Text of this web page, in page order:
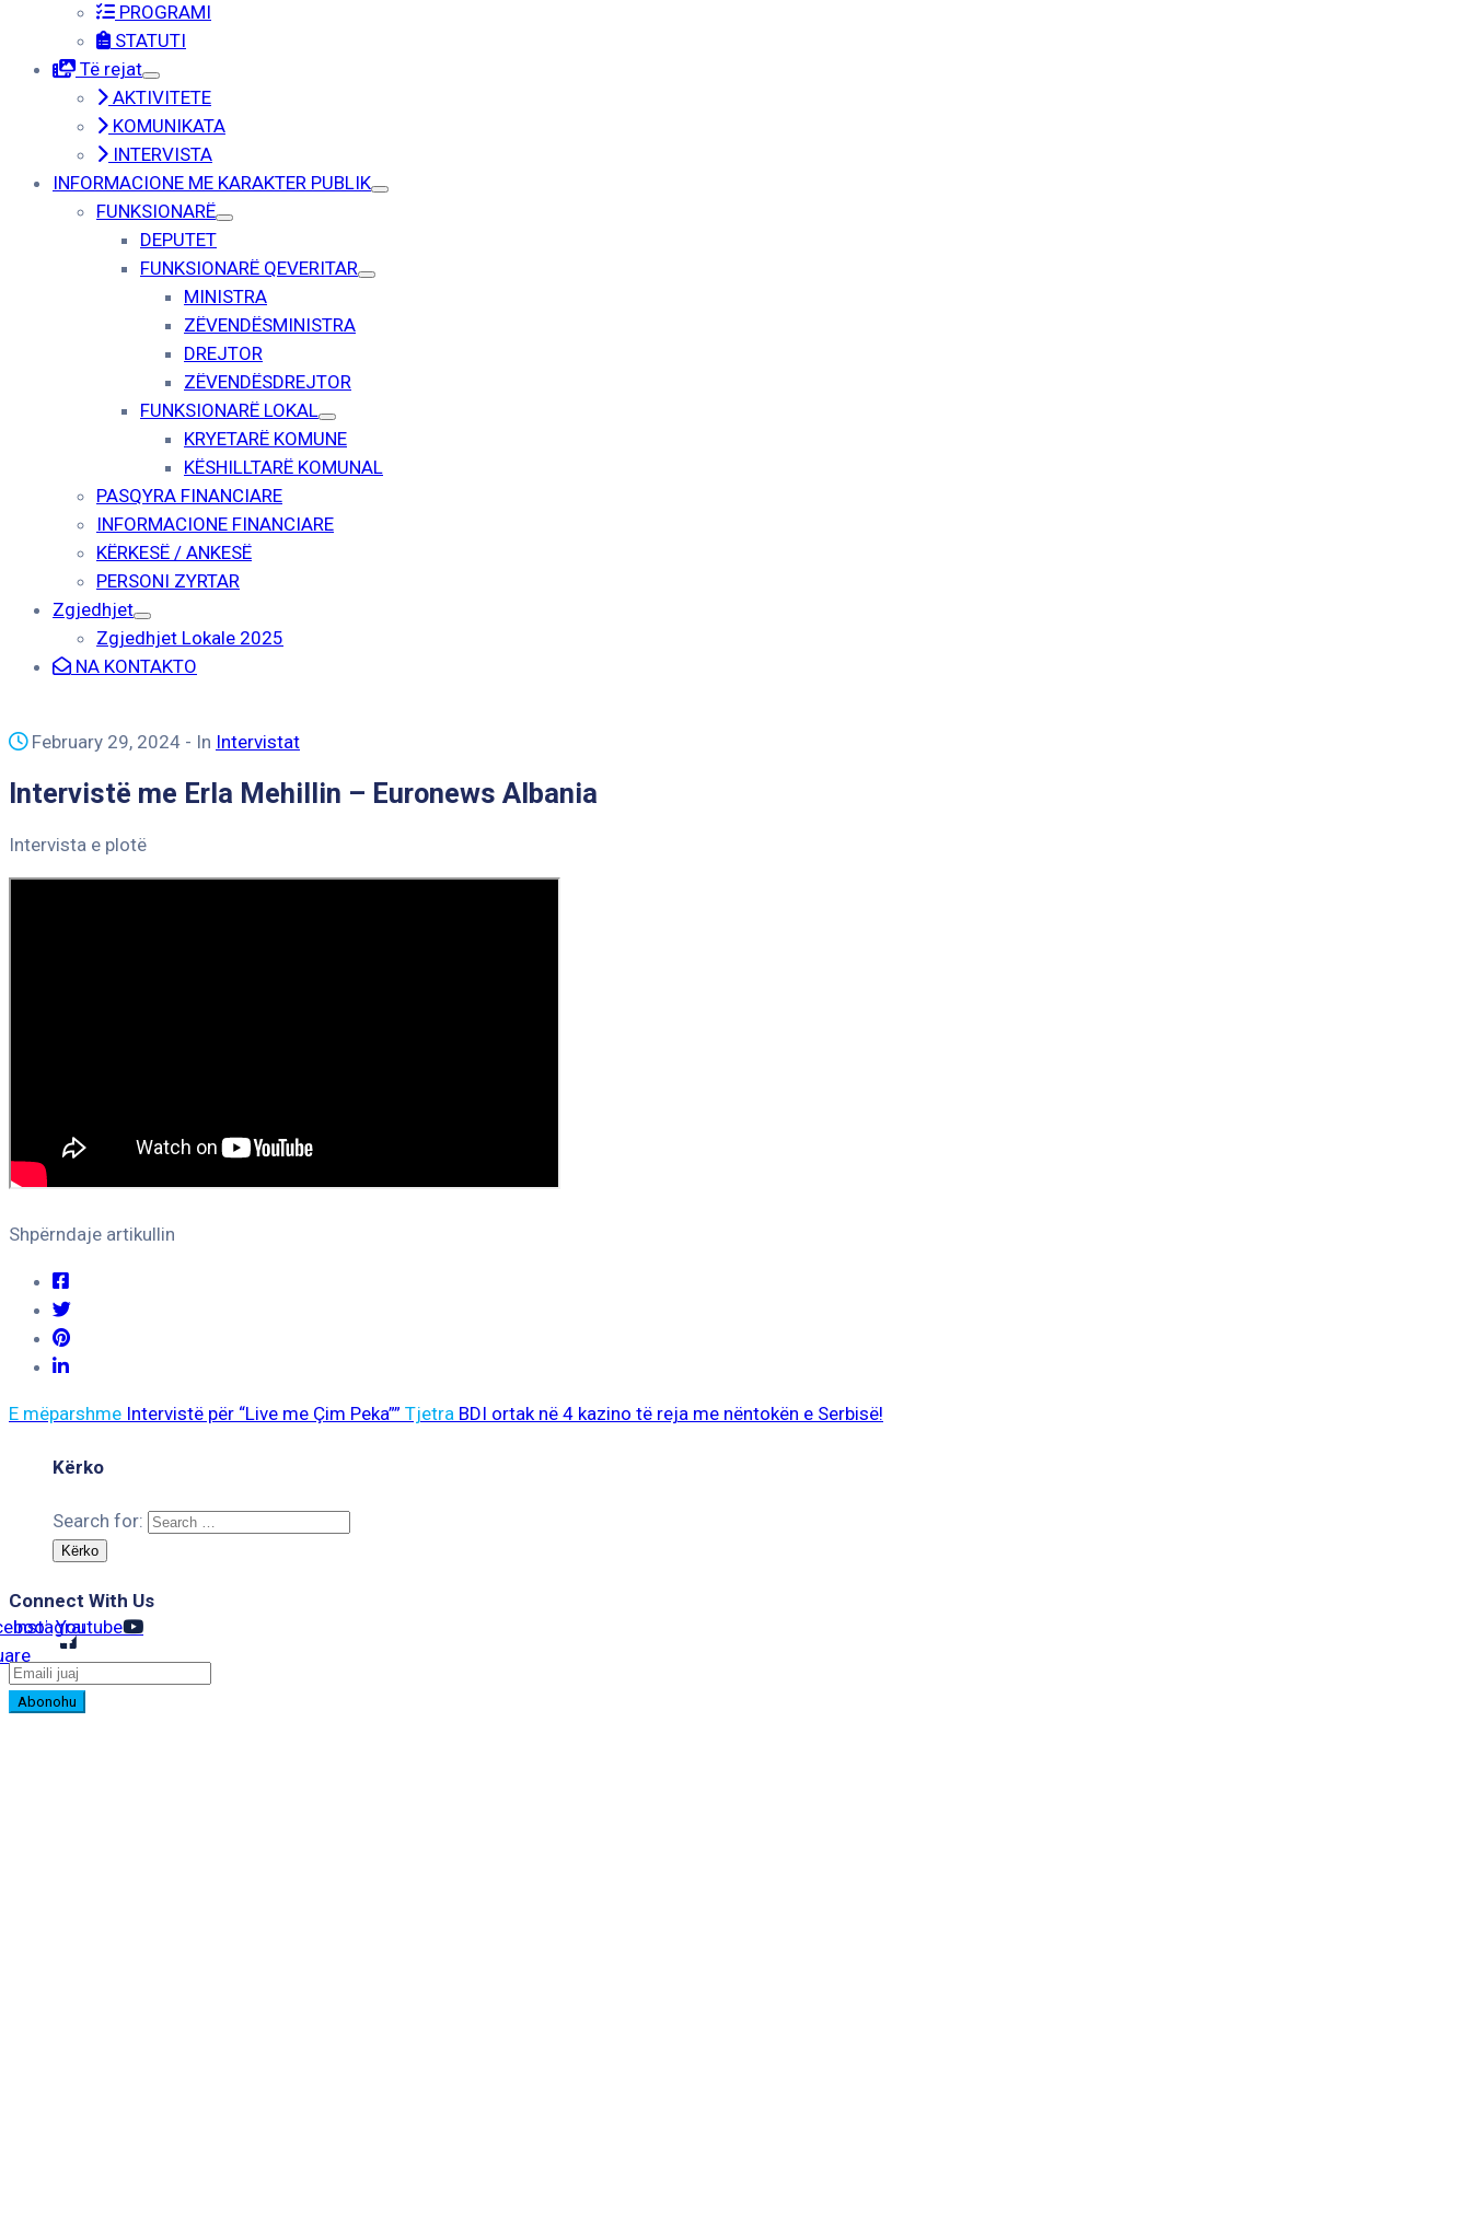
PROGRAMI
STATUTI
Të rejat
AKTIVITETE
KOMUNIKATA
INTERVISTA
INFORMACIONE ME KARAKTER PUBLIK
FUNKSIONARË
DEPUTET
FUNKSIONARË QEVERITAR
MINISTRA
ZËVENDËSMINISTRA
DREJTOR
ZËVENDËSDREJTOR
FUNKSIONARË LOKAL
KRYETARË KOMUNE
KËSHILLTARË KOMUNAL
PASQYRA FINANCIARE
INFORMACIONE FINANCIARE
KËRKESË / ANKESË
PERSONI ZYRTAR
Zgjedhjet
Zgjedhjet Lokale 2025
NA KONTAKTO
February 29, 2024 - In Intervistat
Intervistë me Erla Mehillin – Euronews Albania
Intervista e plotë
Shpërndaje artikullin
E mëparshme Intervistë për “Live me Çim Peka”” Tjetra BDI ortak në 4 kazino të reja me nëntokën e Serbisë!
Kërko
Search for:
Connect With Us
Instagram
Youtube